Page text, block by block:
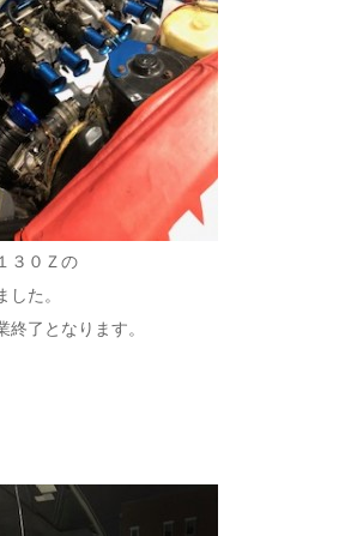
３０Ｚの
た。
終了となります。